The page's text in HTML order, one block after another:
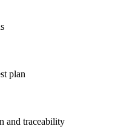
plan
and traceability